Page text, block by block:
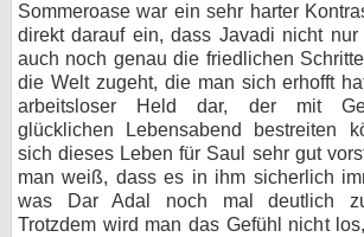
Sommeroase war ein sehr harter
direkt darauf ein, dass Javadi nicht nur
auch noch genau die friedlichen
die Welt zugeht, die man sich erhofft
arbeitsloser Held dar, der mit
glücklichen Lebensabend bestreiten
sich dieses Leben für Saul sehr gut
man weiß, dass es in ihm sicherlich
was Dar Adal noch mal deutlich
Trotzdem wird man das Gefühl nicht